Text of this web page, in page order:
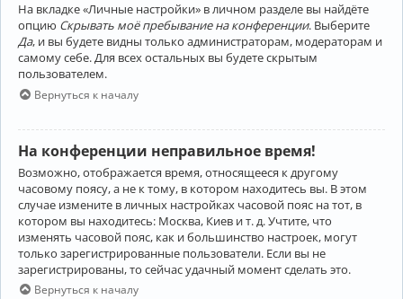
На вкладке «Личные настройки» в личном разделе вы найдёте
опцию Скрывать моё пребывание на конференции. Выберите
Да, и вы будете видны только администраторам, модераторам и
самому себе. Для всех остальных вы будете скрытым
пользователем.
Вернуться к началу
На конференции неправильное время!
Возможно, отображается время, относящееся к другому
часовому поясу, а не к тому, в котором находитесь вы. В этом
случае измените в личных настройках часовой пояс на тот, в
котором вы находитесь: Москва, Киев и т. д. Учтите, что
изменять часовой пояс, как и большинство настроек, могут
только зарегистрированные пользователи. Если вы не
зарегистрированы, то сейчас удачный момент сделать это.
Вернуться к началу